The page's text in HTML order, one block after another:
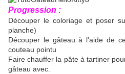
Progression :
Découper le coloriage et poser
planche)
Découper le gâteau à l'aide de
couteau pointu
Faire chauffer la pâte à tartiner
gâteau avec.